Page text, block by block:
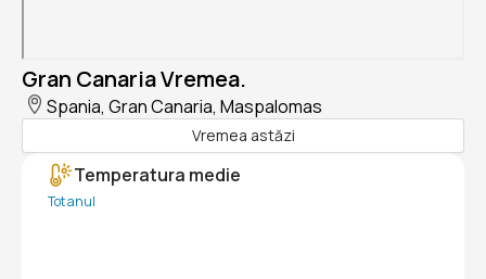
Gran Canaria Vremea.
Spania, Gran Canaria, Maspalomas
Vremea astăzi
Temperatura medie
Tot anul